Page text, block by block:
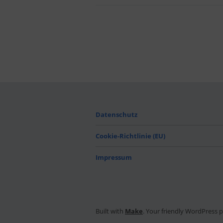
Datenschutz
Cookie-Richtlinie (EU)
Impressum
Built with Make. Your friendly WordPress